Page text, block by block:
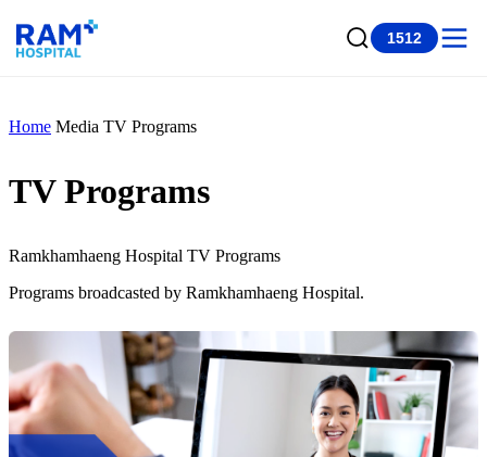
1512
Home Media TV Programs
TV Programs
Ramkhamhaeng Hospital TV Programs
Programs broadcasted by Ramkhamhaeng Hospital.